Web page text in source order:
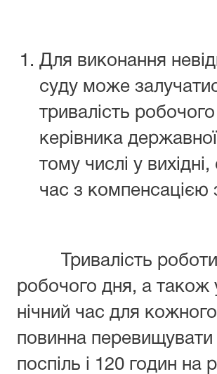
Для виконання
суду може
тривалість
керівника
тому числі у
час з компенсацією
Тривалість роботи
робочого дня, а також
нічний час для
повинна перевищувати
поспіль і 120 годин на